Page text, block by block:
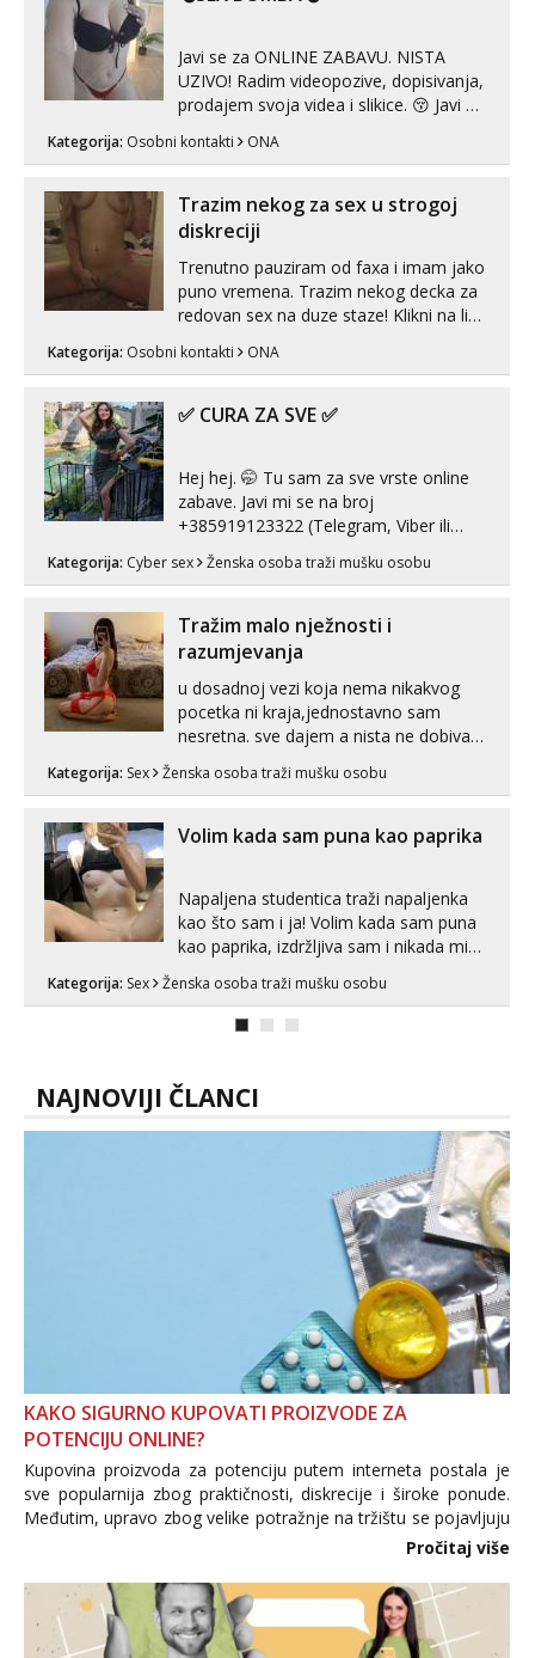
Javi se za ONLINE ZABAVU. NISTA
UZIVO! Radim videopozive, dopisivanja,
prodajem svoja videa i slikice. 😚 Javi mi
Telegram. +385 91 723 0045
Kategorija: Osobni kontakti ONA
Trazim nekog za sex u strogoj
diskreciji
Trenutno pauziram od faxa i imam jako
puno vremena. Trazim nekog decka za
redovan sex na duze staze! Klikni na link
Kategorija: Osobni kontakti ONA
✅ CURA ZA SVE ✅
Hej hej. 🤭 Tu sam za sve vrste online
zabave. Javi mi se na broj
+385919123322 (Telegram, Viber ili
Whatsapp). 🤙 NE javljaj se na uzivo.
Hvala.
Kategorija: Cyber sex Ženska osoba traži mušku osobu
Tražim malo nježnosti i
razumjevanja
u dosadnoj vezi koja nema nikakvog
pocetka ni kraja,jednostavno sam
nesretna. sve dajem a nista ne dobivam
zadovoljiti moje potrebe,ne trazim puno
volim njezan seks i njezne poljupce po
tijelu koji me jako pale,obozavam kad
Kategorija: Sex Ženska osoba traži mušku osobu
Volim kada sam puna kao paprika
Napaljena studentica traži napaljenka
kao što sam i ja! Volim kada sam puna
kao paprika, izdržljiva sam i nikada mi
puta dnevno bilo kad i bilo gdje zato se
javi što prije da me isprobaš Klikni na
Kategorija: Sex Ženska osoba traži mušku osobu
NAJNOVIJI ČLANCI
KAKO SIGURNO KUPOVATI PROIZVODE ZA
POTENCIJU ONLINE?
Kupovina proizvoda za potenciju putem interneta postala je
sve popularnija zbog praktičnosti, diskrecije i široke ponude.
Međutim, upravo zbog velike potražnje na tržištu se pojavljuju
i brojni krivotvoreni proizvodi, nepouzdane internetske
Pročitaj više